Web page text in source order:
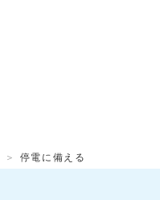
停電に備える